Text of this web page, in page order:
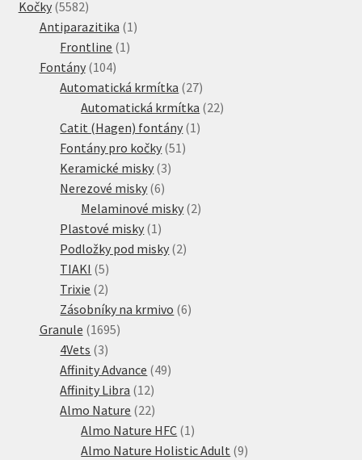
Kočky 55825582
produktů
Antiparazitika 1 1
Frontline 1 1
Fontány 104104
produktů
Automatická krmítka 2727
produktů
Automatická krmítka 2222
Catit (Hagen) fontány 1 1
Fontány pro kočky 51 51
Keramické misky 33
Nerezové misky 66
produktů
Melaminové misky 22
Plastové misky 1 1
produkt
Podložky pod misky 22
TIAKI 55
produktů
Trixie 22
produkty
Zásobníky na krmivo 66
Granule 16951695
4Vets 33
produkty
Affinity Advance 4949
Affinity Libra 1212
produktů
Almo Nature 2222
produktů
Almo Nature HFC 1 1
produkt
Almo Nature Holistic Adult 99